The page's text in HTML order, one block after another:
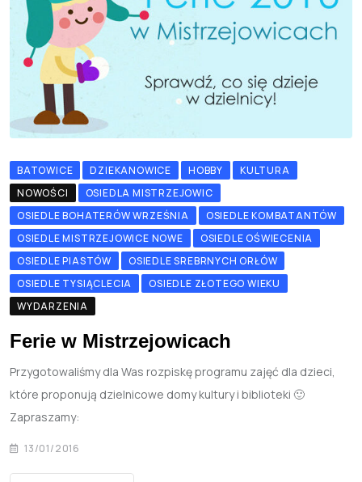
BATOWICE DZIEKANOWICE HOBBY
KULTURA
NOWOŚCI
OSIEDLA MISTRZEJOWIC
OSIEDLE BOHATERÓW WRZEŚNIA
OSIEDLE KOMBATANTÓW
OSIEDLE MISTRZEJOWICE NOWE
OSIEDLE OŚWIECENIA
OSIEDLE PIASTÓW
OSIEDLE SREBRNYCH ORŁÓW
OSIEDLE TYSIĄCLECIA
OSIEDLE ZŁOTEGO WIEKU
WYDARZENIA
Ferie w Mistrzejowicach
Przygotowaliśmy dla Was rozpiskę programu zajęć dla dzieci,
które proponują dzielnicowe domy kultury i biblioteki 🙂
Zapraszamy:
13/01/2016